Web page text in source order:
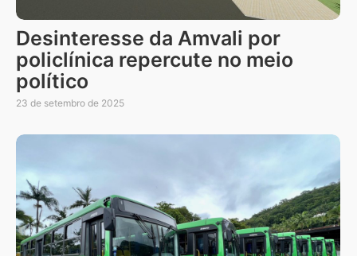
Desinteresse da Amvali por
policlínica repercute no meio
político
23 de setembro de 2025